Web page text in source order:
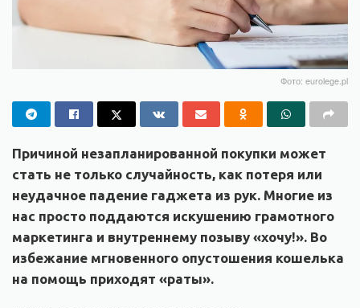
Фото: eurolege.pl
Причиной незапланированной покупки может
стать не только случайность, как потеря или
неудачное падение гаджета из рук. Многие из
нас просто поддаются искушению грамотного
маркетинга и внутреннему позыву «хочу!». Во
избежание мгновенного опустошения кошелька
на помощь приходят «раты».